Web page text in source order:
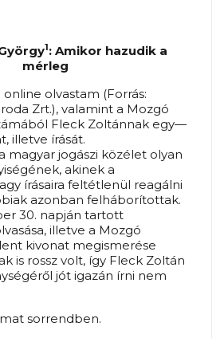
1: Amikor hazudik a
mérleg
olvastam (Forrás:
Zrt.), valamint a Mozgó
Fleck Zoltánnak egy—
illetve írását.
magyar jogászi közélet olyan
akinek a
írásaira feltétlenül reagálni
azonban felháborítottak.
30. napján tartott
illetve a Mozgó
kivonat megismerése
is rossz volt, így Fleck Zoltán
jót igazán írni nem
sorrendben.